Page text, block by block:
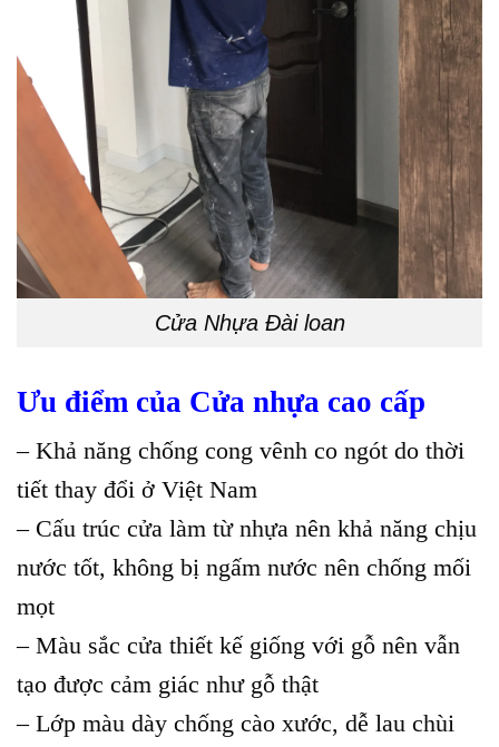
Cửa Nhựa Đài loan
Ưu điểm của Cửa nhựa cao cấp
– Khả năng chống cong vênh co ngót do thời
tiết thay đổi ở Việt Nam
– Cấu trúc cửa làm từ nhựa nên khả năng chịu
nước tốt, không bị ngấm nước nên chống mối
mọt
– Màu sắc cửa thiết kế giống với gỗ nên vẫn
tạo được cảm giác như gỗ thật
– Lớp màu dày chống cào xước, dễ lau chùi